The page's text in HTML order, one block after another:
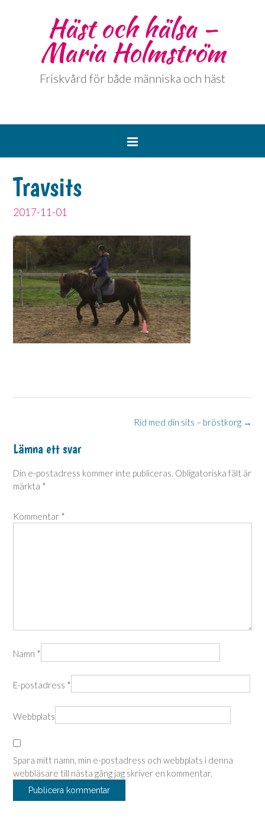
Häst och hälsa –
Maria Holmström
Friskvård för både människa och häst
Travsits
2017-11-01
navigation
Rid med din sits – bröstkorg →
Lämna ett svar
Din e-postadress kommer inte publiceras. Obligatoriska fält är
märkta *
Kommentar *
Namn *
E-postadress *
Webbplats
Spara mitt namn, min e-postadress och webbplats i denna
webbläsare till nästa gång jag skriver en kommentar.